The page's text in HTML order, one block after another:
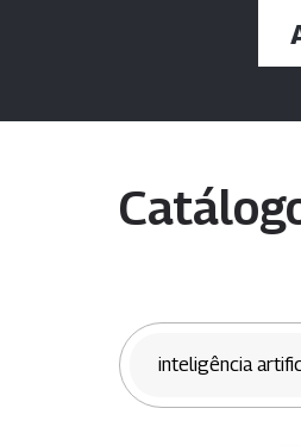
BUSCAR CURSOS